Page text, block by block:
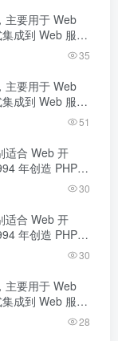
主要用于 Web
成到 Web 服务
代码，生成动
35
主要用于 Web
成到 Web 服务
代码，生成动
51
适合 Web 开
年创造 PHP，
。如今 PHP 驱
30
适合 Web 开
年创造 PHP，
。如今 PHP 驱
30
主要用于 Web
成到 Web 服务
代码，生成动
28